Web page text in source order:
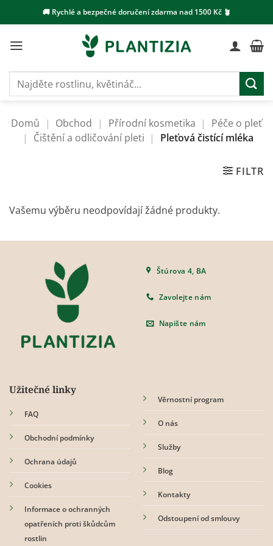
na
🚚 Rychlé a bezpečné doručení zdarma nad 1500 Kč 🪴
Hledat:
Domů | Obchod | Přírodní kosmetika |
Péče o pleť
|
Čištění a odličování pleti | Pleťová čistící mléka
FILTR
Vašemu výběru neodpovídají žádné produkty.
Štúrova 4, BA
Zavolejte nám
Napište nám
Užitečné linky
FAQ
Obchodní podmínky
Ochrana údajů
Cookies
Informace o ochranných
opatřeních proti škůdcům
rostlin
Věrnostní program
O nás
Služby
Blog
Kontakty
Odstoupení od smlouvy